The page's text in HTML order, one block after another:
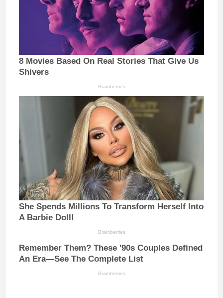
8 Movies Based On Real Stories That Give Us
Shivers
Brainberries
She Spends Millions To Transform Herself Into
A Barbie Doll!
Brainberries
Remember Them? These '90s Couples Defined
An Era—See The Complete List
Brainberries